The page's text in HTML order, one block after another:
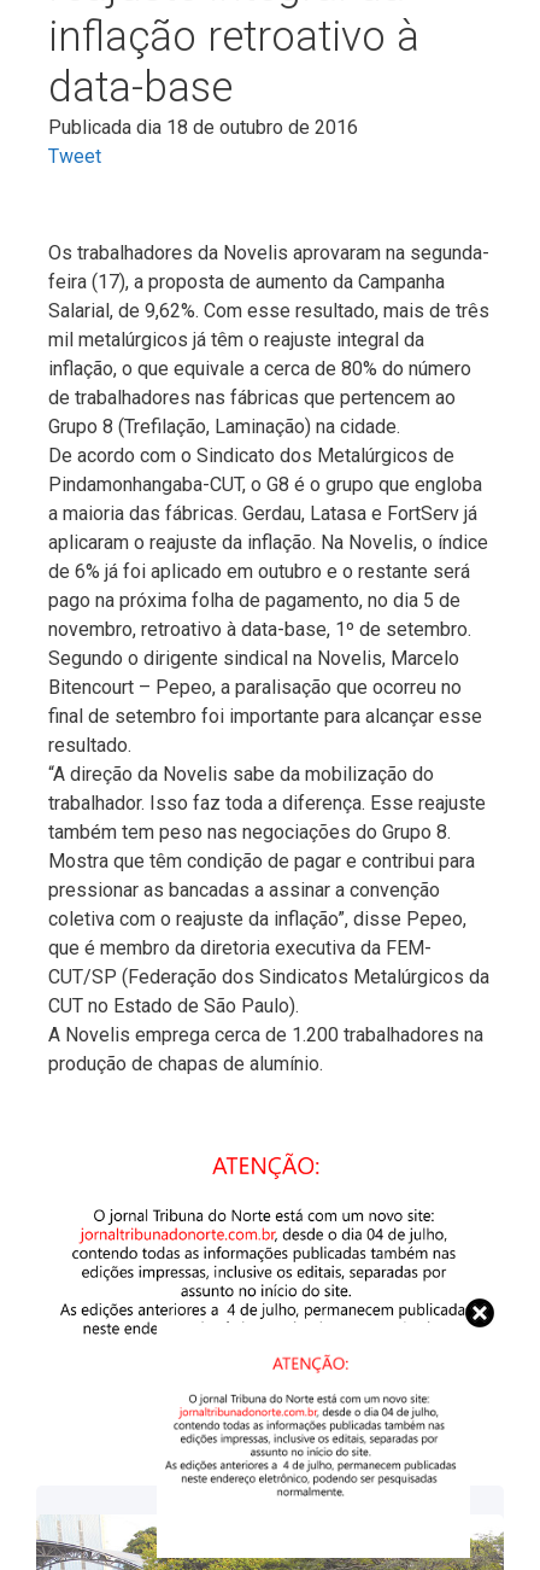
inflação retroativo à
data-base
Publicada dia 18 de outubro de 2016
Tweet
Os trabalhadores da Novelis aprovaram na segunda-
feira (17), a proposta de aumento da Campanha
Salarial, de 9,62%. Com esse resultado, mais de três
mil metalúrgicos já têm o reajuste integral da
inflação, o que equivale a cerca de 80% do número
de trabalhadores nas fábricas que pertencem ao
Grupo 8 (Trefilação, Laminação) na cidade.
De acordo com o Sindicato dos Metalúrgicos de
Pindamonhangaba-CUT, o G8 é o grupo que engloba
a maioria das fábricas. Gerdau, Latasa e FortServ já
aplicaram o reajuste da inflação. Na Novelis, o índice
de 6% já foi aplicado em outubro e o restante será
pago na próxima folha de pagamento, no dia 5 de
novembro, retroativo à data-base, 1º de setembro.
Segundo o dirigente sindical na Novelis, Marcelo
Bitencourt – Pepeo, a paralisação que ocorreu no
final de setembro foi importante para alcançar esse
resultado.
“A direção da Novelis sabe da mobilização do
trabalhador. Isso faz toda a diferença. Esse reajuste
também tem peso nas negociações do Grupo 8.
Mostra que têm condição de pagar e contribui para
pressionar as bancadas a assinar a convenção
coletiva com o reajuste da inflação”, disse Pepeo,
que é membro da diretoria executiva da FEM-
CUT/SP (Federação dos Sindicatos Metalúrgicos da
CUT no Estado de São Paulo).
A Novelis emprega cerca de 1.200 trabalhadores na
produção de chapas de alumínio.
Imagens: Guilherme Moura